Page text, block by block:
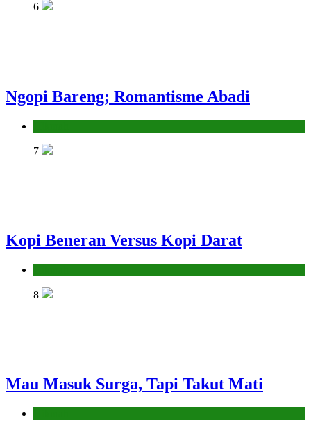
6
Ngopi Bareng; Romantisme Abadi
7
Kopi Beneran Versus Kopi Darat
8
Mau Masuk Surga, Tapi Takut Mati